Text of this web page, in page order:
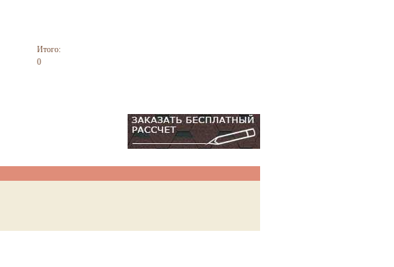
Итого:
0